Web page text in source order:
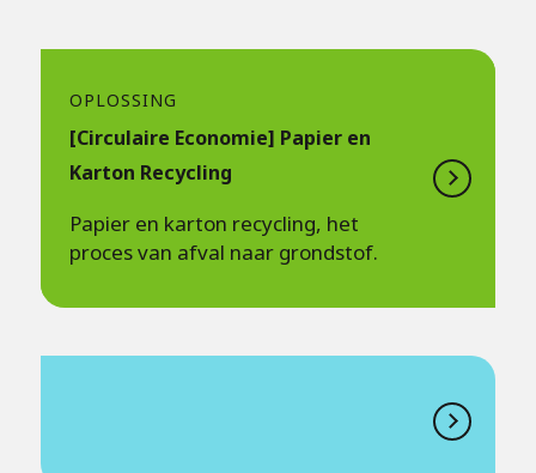
OPLOSSING
[Circulaire Economie] Papier en
Karton Recycling
Papier en karton recycling, het
proces van afval naar grondstof.